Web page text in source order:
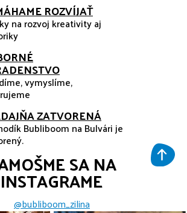
ROZVÍJAŤ
na rozvoj kreativity aj
vymyslíme,
ZATVORENÁ
Bubliboom na Bulvári je
SA NA
INSTAGRAME
@bubliboom_zilina